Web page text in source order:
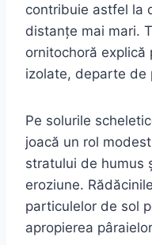
contribuie astfel la
distanțe mai mari.
ornitochoră explică
izolate, departe de
Pe solurile
joacă un rol
stratului de humus
eroziune.
particulelor de sol
apropierea